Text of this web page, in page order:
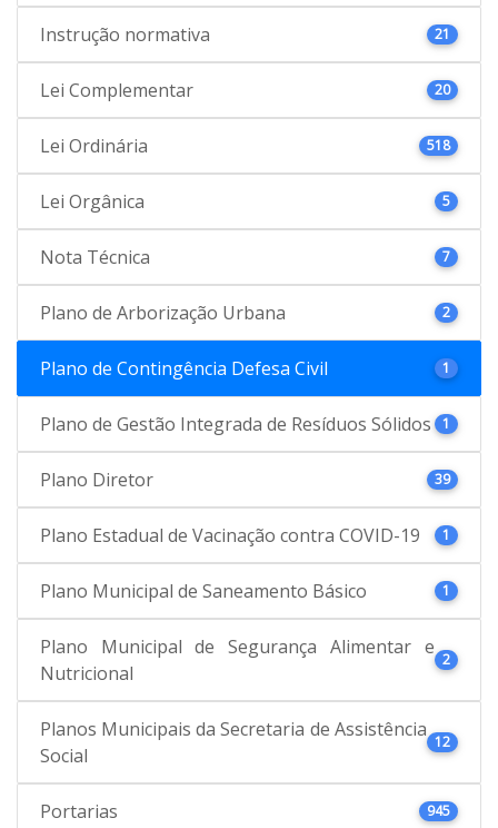
Instrução normativa 21
Lei Complementar 20
Lei Ordinária 518
Lei Orgânica 5
Nota Técnica 7
Plano de Arborização Urbana 2
Plano de Contingência Defesa Civil 1
Plano de Gestão Integrada de Resíduos Sólidos 1
Plano Diretor 39
Plano Estadual de Vacinação contra COVID-19 1
Plano Municipal de Saneamento Básico 1
Plano Municipal de Segurança Alimentar e
Nutricional
2
Planos Municipais da Secretaria de Assistência
Social
12
Portarias 945